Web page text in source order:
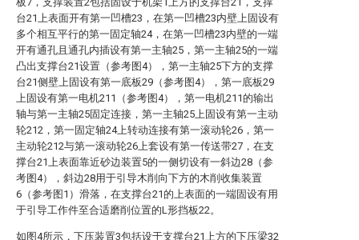
台21上表面开有第一凹槽23，在第一凹槽23内壁上固设有
多个相互平行的第一固定轴24，在第一凹槽23内壁的一端
开有通孔且通孔内插设有第一主轴25，第一主轴25的一端
凸出支撑台21设置（参考图4），第一主轴25下方的支撑
台21侧壁上固设有第一底板29（参考图4），第一底板29
上固设有第一电机211（参考图4），第一电机211的输出
轴与第一主轴25固定连接，第一主轴25上固设有第一主动
轮212，第一固定轴24上转动连接有第一滚动轮26，第一
主动轮212与第一滚动轮26上套设有第一传送带27，在支
撑台21上表面靠近砂边装置5的一侧切设有一斜边28（参
考图4），斜边28用于引导木削向下方的木削收集装置
6（参考图1）滑落，在支撑台21的上表面的一端固设有用
于引导工作件至合适磨削位置的L形挡板22。
如图4所示，下压装置3包括设于支撑台21上方的下压梁32